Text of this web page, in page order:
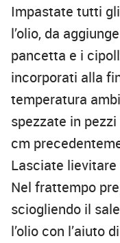
Impastate tutti
l’olio, da
pancetta e i
incorporati alla
temperatura
spezzate in
cm
Lasciate lievitare
Nel frattempo
sciogliendo il
l’olio con l’aiuto